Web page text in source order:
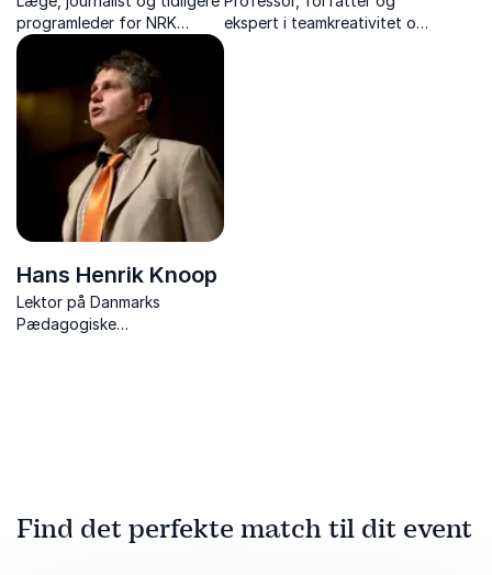
programleder for NRK
Barne-TV med foredrag om
legens enestående
betydning for sundhed og
udvikling.
ekspert i teamkreativitet og
Hans Henrik Knoop
Lektor på Danmarks
Pædagogiske
Find det perfekte match til dit event